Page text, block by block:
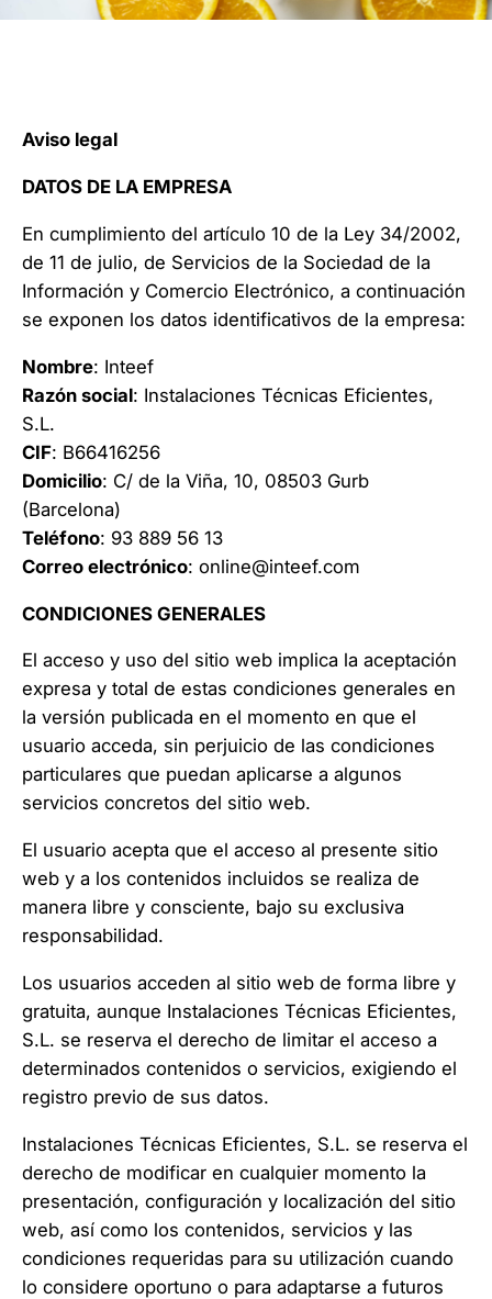
Aviso legal
DATOS DE LA EMPRESA
En cumplimiento del artículo 10 de la Ley 34/2002,
de 11 de julio, de Servicios de la Sociedad de la
Información y Comercio Electrónico, a continuación
se exponen los datos identificativos de la empresa:
Nombre: Inteef
Razón social: Instalaciones Técnicas Eficientes,
S.L.
CIF: B66416256
Domicilio: C/ de la Viña, 10, 08503 Gurb
(Barcelona)
Teléfono: 93 889 56 13
Correo electrónico: online@inteef.com
CONDICIONES GENERALES
El acceso y uso del sitio web implica la aceptación
expresa y total de estas condiciones generales en
la versión publicada en el momento en que el
usuario acceda, sin perjuicio de las condiciones
particulares que puedan aplicarse a algunos
servicios concretos del sitio web.
El usuario acepta que el acceso al presente sitio
web y a los contenidos incluidos se realiza de
manera libre y consciente, bajo su exclusiva
responsabilidad.
Los usuarios acceden al sitio web de forma libre y
gratuita, aunque Instalaciones Técnicas Eficientes,
S.L. se reserva el derecho de limitar el acceso a
determinados contenidos o servicios, exigiendo el
registro previo de sus datos.
Instalaciones Técnicas Eficientes, S.L. se reserva el
derecho de modificar en cualquier momento la
presentación, configuración y localización del sitio
web, así como los contenidos, servicios y las
condiciones requeridas para su utilización cuando
lo considere oportuno o para adaptarse a futuros